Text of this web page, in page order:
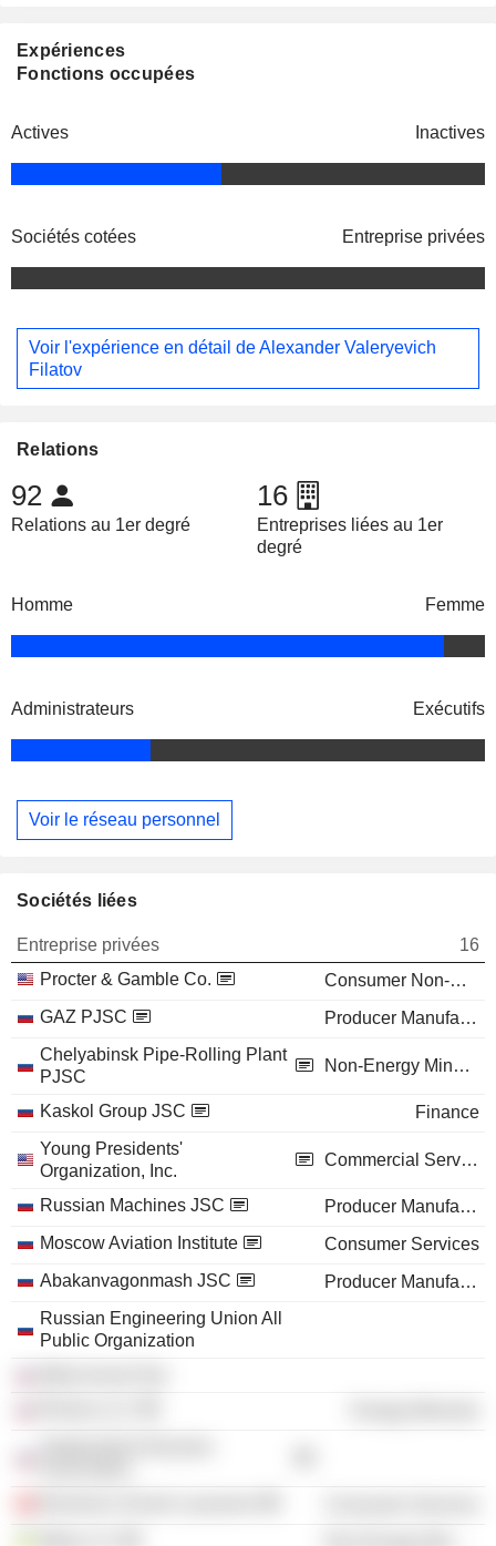
Expériences
Fonctions occupées
Actives Inactives
Sociétés cotées Entreprise privées
Voir l'expérience en détail de Alexander Valeryevich
Filatov
Relations
92
Relations au 1er degré
16
Entreprises liées au 1er
degré
Homme Femme
Administrateurs Exécutifs
Voir le réseau personnel
Sociétés liées
Entreprise privées
16
Procter & Gamble Co.
Consumer Non-Durables
GAZ PJSC
Producer Manufacturing
Chelyabinsk Pipe-Rolling Plant
PJSC
Non-Energy Minerals
Kaskol Group JSC
Finance
Young Presidents'
Organization, Inc.
Commercial Services
Russian Machines JSC
Producer Manufacturing
Moscow Aviation Institute
Consumer Services
Abakanvagonmash JSC
Producer Manufacturing
Russian Engineering Union All
Public Organization